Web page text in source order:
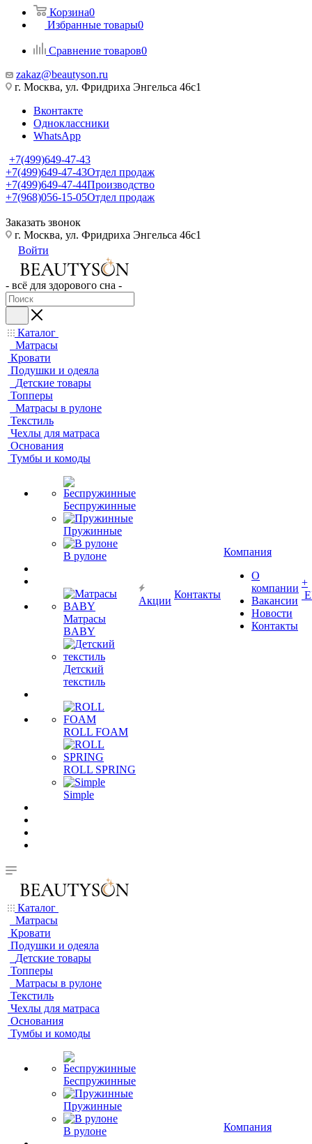
Корзина0
Избранные товары0
Сравнение товаров0
zakaz@beautyson.ru
г. Москва, ул. Фридриха Энгельса 46с1
Вконтакте
Одноклассники
WhatsApp
+7(499)649-47-43
+7(499)649-47-43Отдел продаж
+7(499)649-47-44Производство
+7(968)056-15-05Отдел продаж
Заказать звонок
г. Москва, ул. Фридриха Энгельса 46с1
Войти
- всё для здорового сна -
Каталог
Матрасы
Кровати
Подушки и одеяла
Детские товары
Топперы
Матрасы в рулоне
Текстиль
Чехлы для матраса
Основания
Тумбы и комоды
Беспружинные
Пружинные
В рулоне
Матрасы
BABY
Детский
текстиль
ROLL FOAM
ROLL SPRING
Simple
Акции
Контакты
Компания
О
компании
Вакансии
Новости
Контакты
+
Каталог
Матрасы
Кровати
Подушки и одеяла
Детские товары
Топперы
Матрасы в рулоне
Текстиль
Чехлы для матраса
Основания
Тумбы и комоды
Беспружинные
Пружинные
В рулоне
Компания